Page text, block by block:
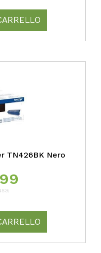
TN426BK Nero